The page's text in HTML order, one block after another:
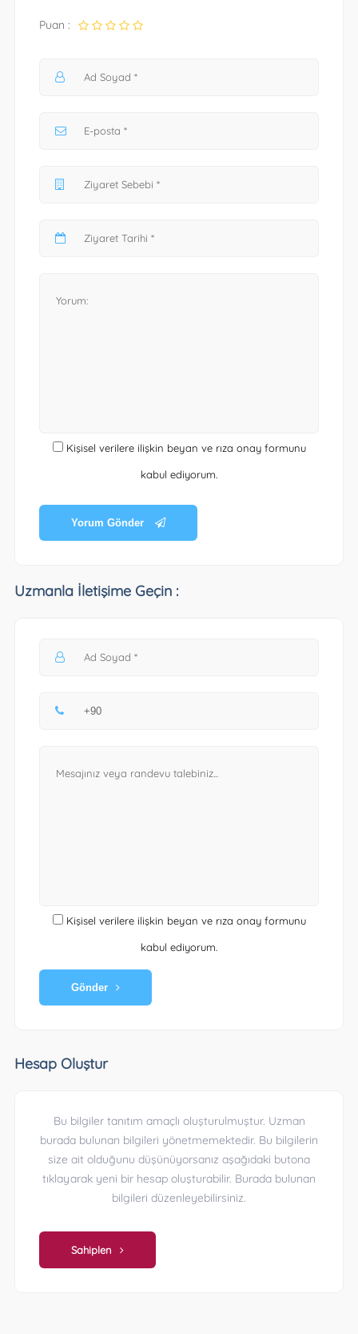
Puan :
Kişisel verilere ilişkin beyan ve rıza onay formunu
kabul ediyorum.
Yorum Gönder
Uzmanla İletişime Geçin :
Kişisel verilere ilişkin beyan ve rıza onay formunu
kabul ediyorum.
Gönder
Hesap Oluştur
Bu bilgiler tanıtım amaçlı oluşturulmuştur. Uzman
burada bulunan bilgileri yönetmemektedir. Bu bilgilerin
size ait olduğunu düşünüyorsanız aşağıdaki butona
tıklayarak yeni bir hesap oluşturabilir. Burada bulunan
bilgileri düzenleyebilirsiniz.
Sahiplen